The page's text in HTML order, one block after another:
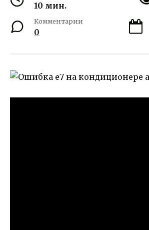
10 мин.
Комментарии
0